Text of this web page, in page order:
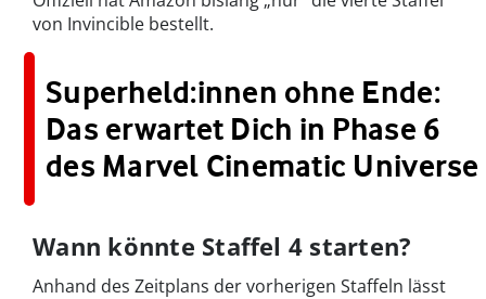
von Invincible bestellt.
Superheld:innen ohne Ende:
Das erwartet Dich in Phase 6
des Marvel Cinematic Universe
Wann könnte Staffel 4 starten?
Anhand des Zeitplans der vorherigen Staffeln lässt